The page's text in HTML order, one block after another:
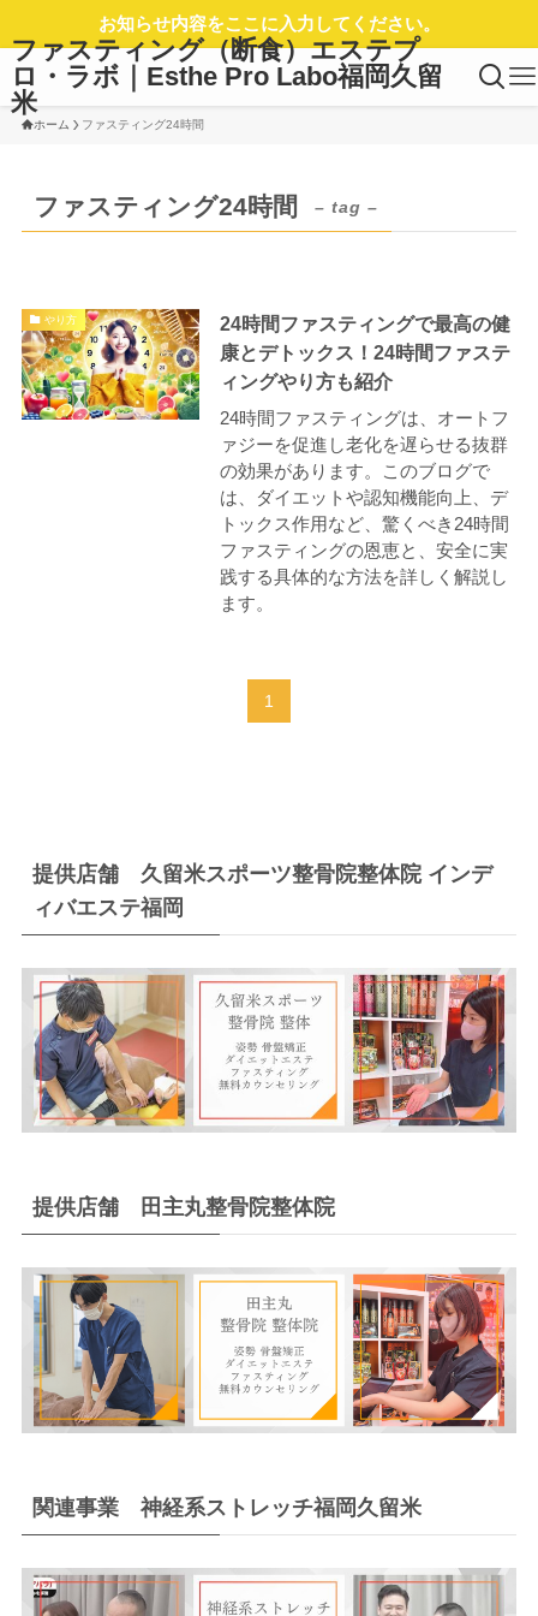
お知らせ内容をここに入力してください。
ファスティング（断食）エステプ
ロ・ラボ｜Esthe Pro Labo福岡久留
米
ホーム ファスティング24時間
ファスティング24時間 – tag –
やり方
24時間ファスティングで最高の健
康とデトックス！24時間ファステ
ィングやり方も紹介
24時間ファスティングは、オートフ
ァジーを促進し老化を遅らせる抜群
の効果があります。このブログで
は、ダイエットや認知機能向上、デ
トックス作用など、驚くべき24時間
ファスティングの恩恵と、安全に実
践する具体的な方法を詳しく解説し
ます。
1
提供店舗 久留米スポーツ整骨院整体院 インデ
ィバエステ福岡
提供店舗 田主丸整骨院整体院
関連事業 神経系ストレッチ福岡久留米